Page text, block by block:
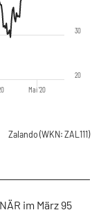
Mai '20
20
30
Zalando (WKN: ZAL111)
im März 95